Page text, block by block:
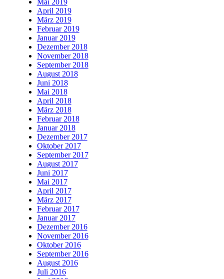
Mai 2019
April 2019
März 2019
Februar 2019
Januar 2019
Dezember 2018
November 2018
September 2018
August 2018
Juni 2018
Mai 2018
April 2018
März 2018
Februar 2018
Januar 2018
Dezember 2017
Oktober 2017
September 2017
August 2017
Juni 2017
Mai 2017
April 2017
März 2017
Februar 2017
Januar 2017
Dezember 2016
November 2016
Oktober 2016
September 2016
August 2016
Juli 2016